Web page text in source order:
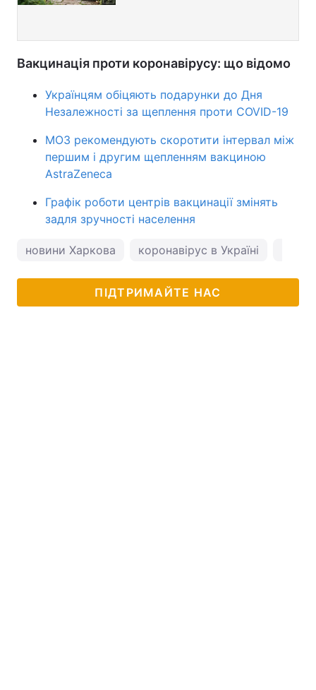
Вакцинація проти коронавірусу: що відомо
Українцям обіцяють подарунки до Дня
Незалежності за щеплення проти COVID-19
МОЗ рекомендують скоротити інтервал між
першим і другим щепленням вакциною
AstraZeneca
Графік роботи центрів вакцинації змінять
задля зручності населення
новини Харкова коронавірус в Україні
ПІДТРИМАЙТЕ НАС